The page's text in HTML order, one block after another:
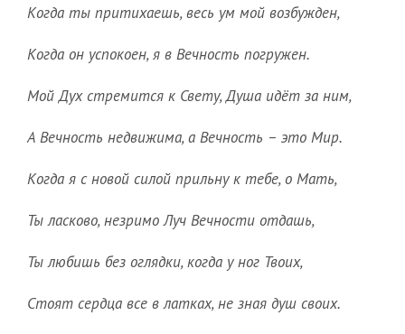
Когда ты притихаешь, весь ум мой возбужден,
Когда он успокоен, я в Вечность погружен.
Мой Дух стремится к Свету, Душа идёт за ним,
А Вечность недвижима, а Вечность – это Мир.
Когда я с новой силой прильну к тебе, о Мать,
Ты ласково, незримо Луч Вечности отдашь,
Ты любишь без оглядки, когда у ног Твоих,
Стоят сердца все в латках, не зная душ своих.